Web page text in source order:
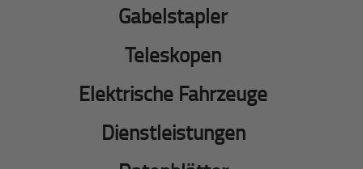
Gabelstapler
Teleskopen
Elektrische Fahrzeuge
Dienstleistungen